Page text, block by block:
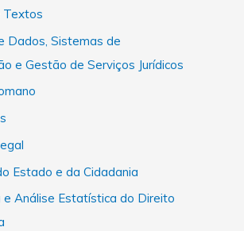
Dados, Sistemas de
e Gestão de Serviços Jurídicos
Estado e da Cidadania
e Análise Estatística do Direito